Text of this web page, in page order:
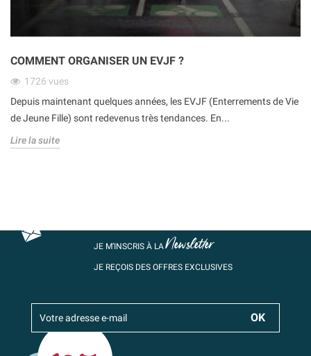
COMMENT ORGANISER UN EVJF ?
1726 vues
Depuis maintenant quelques années, les EVJF (Enterrements de Vie
de Jeune Fille) sont redevenus très tendances. En...
Lire la suite
JE M’INSCRIS À LANewsletter
JE REÇOIS DES OFFRES EXCLUSIVES